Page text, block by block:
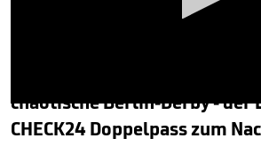
0
seconds
of
chaotische Berlin-Derby - der
CHECK24 Doppelpass zum